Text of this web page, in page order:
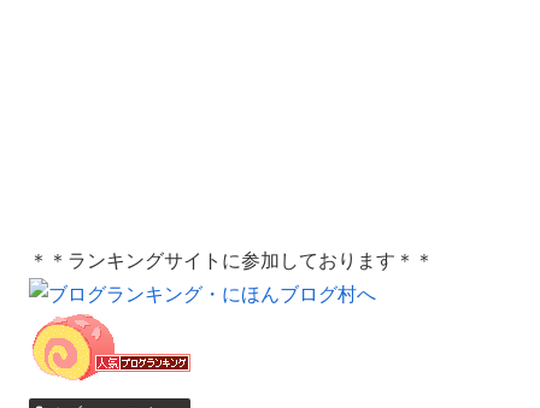
＊＊ランキングサイトに参加しております＊＊